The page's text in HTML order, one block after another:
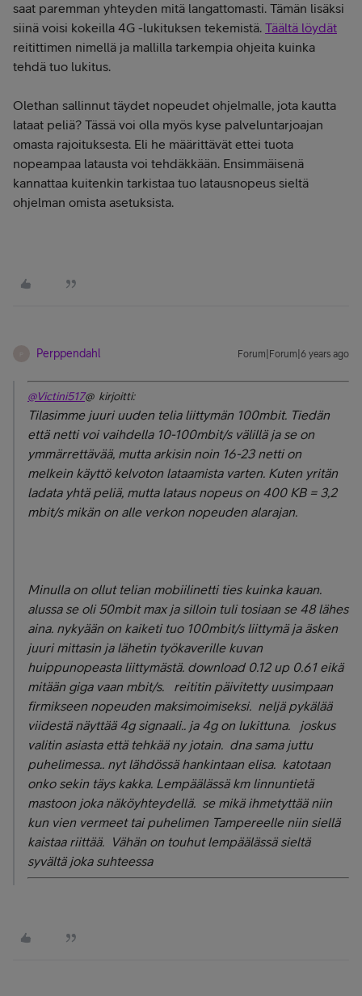
saat paremman yhteyden mitä langattomasti. Tämän lisäksi
siinä voisi kokeilla 4G -lukituksen tekemistä. Täältä löydät
reitittimen nimellä ja mallilla tarkempia ohjeita kuinka
tehdä tuo lukitus.
Olethan sallinnut täydet nopeudet ohjelmalle, jota kautta
lataat peliä? Tässä voi olla myös kyse palveluntarjoajan
omasta rajoituksesta. Eli he määrittävät ettei tuota
nopeampaa latausta voi tehdäkkään. Ensimmäisenä
kannattaa kuitenkin tarkistaa tuo latausnopeus sieltä
ohjelman omista asetuksista.
Perppendahl Forum|Forum|6 years ago
@Victini517@ kirjoitti:
Tilasimme juuri uuden telia liittymän 100mbit. Tiedän
että netti voi vaihdella 10-100mbit/s välillä ja se on
ymmärrettävää, mutta arkisin noin 16-23 netti on
melkein käyttö kelvoton lataamista varten. Kuten yritän
ladata yhtä peliä, mutta lataus nopeus on 400 KB = 3,2
mbit/s mikän on alle verkon nopeuden alarajan.
Minulla on ollut telian mobiilinetti ties kuinka kauan.
alussa se oli 50mbit max ja silloin tuli tosiaan se 48 lähes
aina. nykyään on kaiketi tuo 100mbit/s liittymä ja äsken
juuri mittasin ja lähetin työkaverille kuvan
huippunopeasta liittymästä. download 0.12 up 0.61 eikä
mitään giga vaan mbit/s. reititin päivitetty uusimpaan
firmikseen nopeuden maksimoimiseksi. neljä pykälää
viidestä näyttää 4g signaali.. ja 4g on lukittuna. joskus
valitin asiasta että tehkää ny jotain. dna sama juttu
puhelimessa.. nyt lähdössä hankintaan elisa. katotaan
onko sekin täys kakka. Lempäälässä km linnuntietä
mastoon joka näköyhteydellä. se mikä ihmetyttää niin
kun vien vermeet tai puhelimen Tampereelle niin siellä
kaistaa riittää. Vähän on touhut lempäälässä sieltä
syvältä joka suhteessa